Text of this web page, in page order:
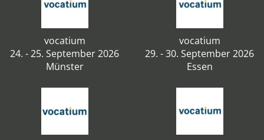
vocatium
24. - 25. September 2026
Münster
vocatium
29. - 30. September 2026
Essen